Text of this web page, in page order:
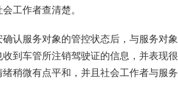
工作者查清楚。
认服务对象的管控状态后，与服务对
到车管所注销驾驶证的信息，并表现
稍微有点平和，并且社会工作者与服